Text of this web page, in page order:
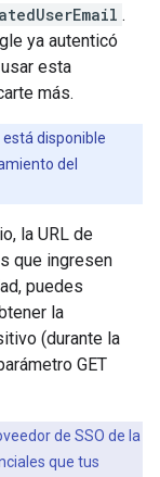
.
ya autenticó
esta
más.
está disponible
del
la URL de
que ingresen
puedes
la
(durante la
GET
de SSO de la
que tus